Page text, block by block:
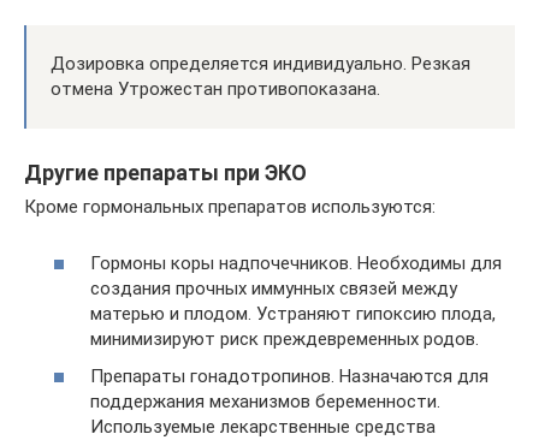
Дозировка определяется индивидуально. Резкая
отмена Утрожестан противопоказана.
Другие препараты при ЭКО
Кроме гормональных препаратов используются:
Гормоны коры надпочечников. Необходимы для
создания прочных иммунных связей между
матерью и плодом. Устраняют гипоксию плода,
минимизируют риск преждевременных родов.
Препараты гонадотропинов. Назначаются для
поддержания механизмов беременности.
Используемые лекарственные средства